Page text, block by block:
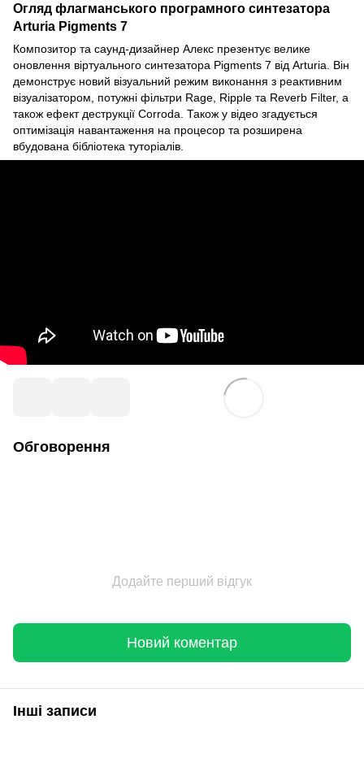
Огляд флагманського програмного синтезатора
Arturia Pigments 7
Композитор та саунд-дизайнер Алекс презентує велике
оновлення віртуального синтезатора Pigments 7 від Arturia. Він
демонструє новий візуальний режим виконання з реактивним
візуалізатором, потужні фільтри Rage, Ripple та Reverb Filter, а
також ефект деструкції Corroda. Також у відео згадується
оптимізація навантаження на процесор та розширена
вбудована бібліотека туторіалів.
Обговорення
Додайте перший відгук
Новий коментар
Інші записи